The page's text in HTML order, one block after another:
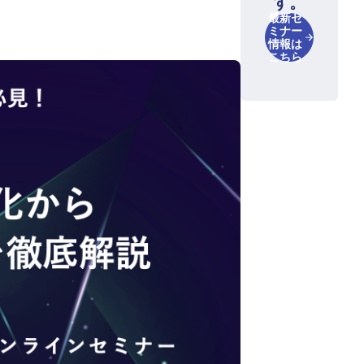
最新セ
ミナー
情報は
こちら